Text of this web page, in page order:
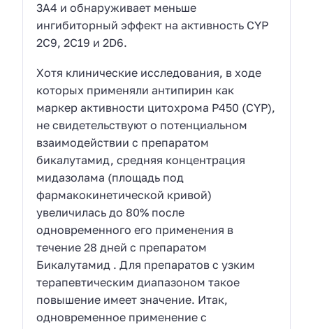
3A4 и обнаруживает меньше
ингибиторный эффект на активность CYP
2С9, 2С19 и 2D6.
Хотя клинические исследования, в ходе
которых применяли антипирин как
маркер активности цитохрома Р450 (CYP),
не свидетельствуют о потенциальном
взаимодействии с препаратом
бикалутамид, средняя концентрация
мидазолама (площадь под
фармакокинетической кривой)
увеличилась до 80% после
одновременного его применения в
течение 28 дней с препаратом
Бикалутамид . Для препаратов с узким
терапевтическим диапазоном такое
повышение имеет значение. Итак,
одновременное применение с